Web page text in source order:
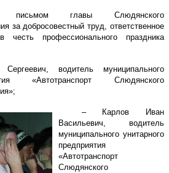
письмом главы Слюдянского
за добросовестный труд, ответственное
профессионального праздника
водитель муниципального
«Автотранспорт Слюдянского
– Карлов Иван
Васильевич, водитель
муниципального унитарного
предприятия
«Автотранспорт
Слюдянского